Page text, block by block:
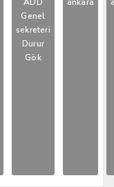
Genel
sekreteri
Durur
Gök